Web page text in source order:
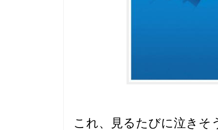
これ、見るたびに泣きそ